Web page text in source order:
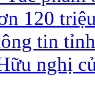
120
tin
nghị